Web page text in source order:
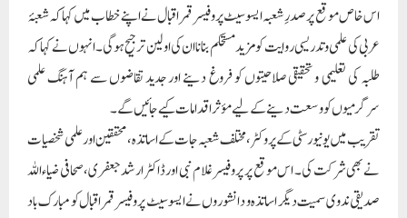
اس خاص موقع پر صدرِ شعبہ ایسوسیٹ پروفیسر قمر اقبال نے اپنے خطاب میں کہا کہ شعبۂ
عربی کی علمی و تدریسی روایت کو مزید مستحکم بنانا ان کی اولین ترجیح ہوگی۔ انہوں نے کہا کہ
طلبہ کی تعلیمی و تحقیقی صلاحیتوں کو فروغ دینے اور جدید تقاضوں سے ہم آہنگ علمی
سرگرمیوں کو وسعت دینے کے لیے مؤثر اقدامات کیے جائیں گے۔
تقریب میں یونیورسٹی کے پروکٹر، مختلف شعبہ جات کے اساتذہ، محققین اور علمی شخصیات
نے بھی شرکت کی۔ اس موقع پر پروفیسر غلام نبی اور ڈاکٹر ارشد جعفری، صحافی ضیاءاللہ
صدیقی ندوی سمیت دیگر اساتذہ و دانشوروں نے ایسوسیٹ پروفیسر قمر اقبال کو مبارک باد